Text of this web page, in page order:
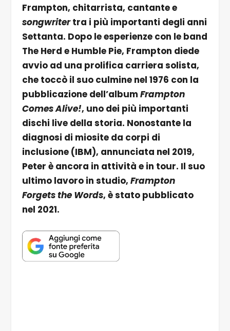
Frampton, chitarrista, cantante e
songwritertra i più importanti degli anni
Settanta. Dopo le esperienze con le band
The Herd e Humble Pie, Frampton diede
avvio ad una prolifica carriera solista,
che toccò il suo culmine nel 1976 con la
pubblicazione dell’album Frampton
Comes Alive!, uno dei più importanti
dischi live della storia. Nonostante la
diagnosi di miosite da corpi di
inclusione (IBM), annunciata nel 2019,
Peter è ancora in attività e in tour. Il suo
ultimo lavoro in studio, Frampton
Forgets the Words, è stato pubblicato
nel 2021.